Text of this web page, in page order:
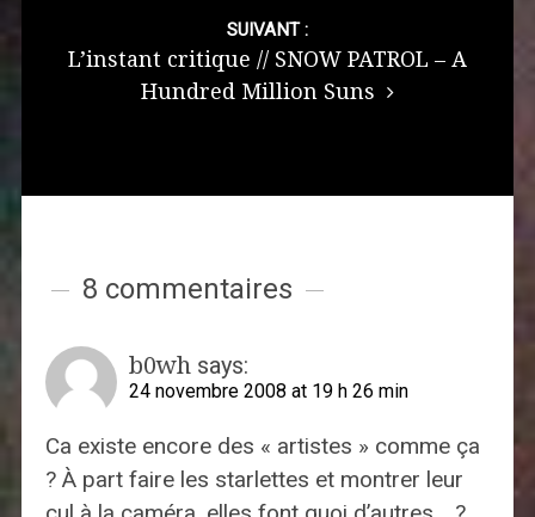
SUIVANT :
L’instant critique // SNOW PATROL – A
Hundred Million Suns
8 commentaires
b0wh says:
24 novembre 2008 at 19 h 26 min
Ca existe encore des « artistes » comme ça
? À part faire les starlettes et montrer leur